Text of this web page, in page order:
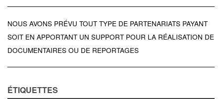
NOUS AVONS PRÉVU TOUT TYPE DE PARTENARIATS PAYANT
SOIT EN APPORTANT UN SUPPORT POUR LA RÉALISATION DE
DOCUMENTAIRES OU DE REPORTAGES
ÉTIQUETTES